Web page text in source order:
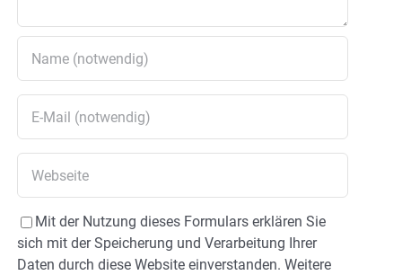
Mit der Nutzung dieses Formulars erklären Sie
sich mit der Speicherung und Verarbeitung Ihrer
Daten durch diese Website einverstanden. Weitere